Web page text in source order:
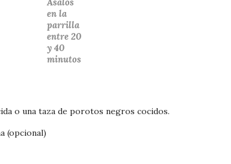
en la
parrilla
entre 20
y 40
minutos
o una taza de porotos negros cocidos.
(opcional)